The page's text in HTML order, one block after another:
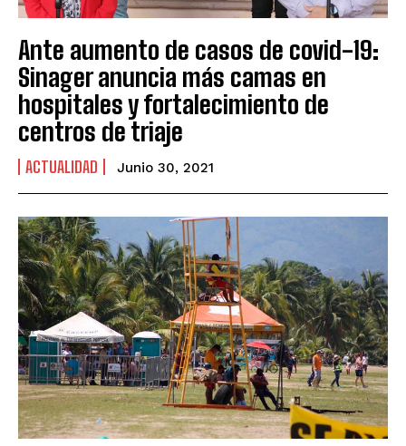
Ante aumento de casos de covid-19:
Sinager anuncia más camas en
hospitales y fortalecimiento de
centros de triaje
ACTUALIDAD Junio 30, 2021